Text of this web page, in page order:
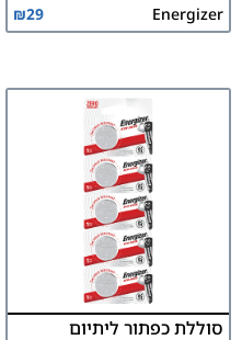
Energizer
₪29
סוללת כפתור ליתיום